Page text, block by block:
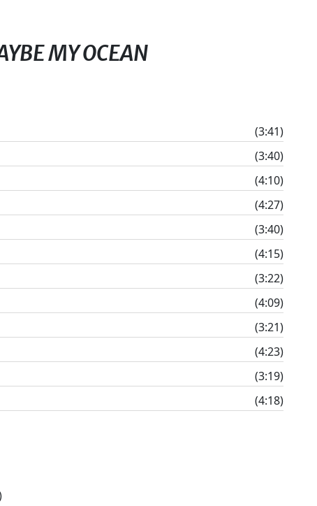
MY OCEAN
(3:41)
(3:40)
(4:10)
(4:27)
(3:40)
(4:15)
(3:22)
(4:09)
(3:21)
(4:23)
(3:19)
(4:18)